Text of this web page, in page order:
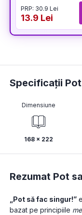
PRP: 30.9 Lei
13.9 Lei
Specificații
Dimensiune
168 × 222
Rezumat Pot
„Pot să fac singur!”
bazat pe principiile